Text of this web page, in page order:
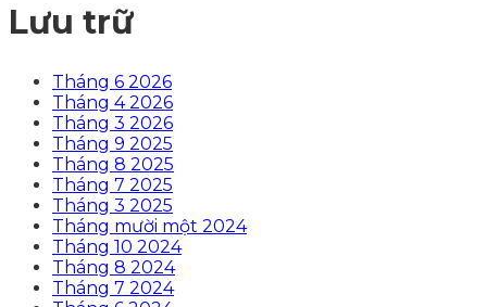
Lưu trữ
Tháng 6 2026
Tháng 4 2026
Tháng 3 2026
Tháng 9 2025
Tháng 8 2025
Tháng 7 2025
Tháng 3 2025
Tháng mười một 2024
Tháng 10 2024
Tháng 8 2024
Tháng 7 2024